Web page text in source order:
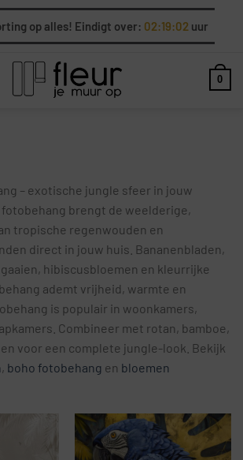
op alles! Eindigt over:02:19:01uur
0
– exotische jungle sfeer in jouw
brengt de weelderige,
tropische regenwouden en
direct in jouw huis. Bananenbladen,
hibiscusbloemen en kleurrijke
ademt vrijheid, warmte en
is populair in woonkamers,
Combineer met rotan, bamboe,
voor een complete jungle-look. Bekijk
, boho fotobehang en bloemen